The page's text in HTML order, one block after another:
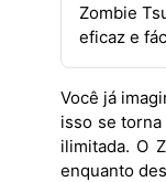
Zombie
eficaz e
Você já
isso se
ilimitada. O
enquanto